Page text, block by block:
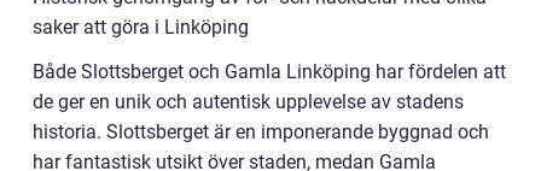
saker att göra i Linköping
Både Slottsberget och Gamla Linköping har fördelen att
de ger en unik och autentisk upplevelse av stadens
historia. Slottsberget är en imponerande byggnad och
har fantastisk utsikt över staden, medan Gamla